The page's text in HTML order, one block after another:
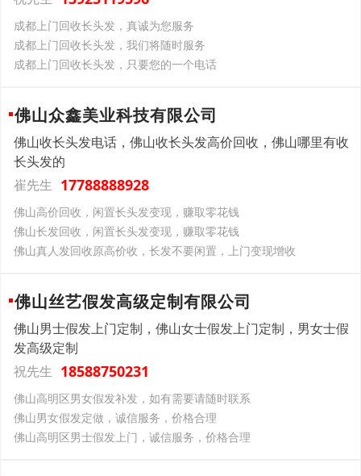
成都上门回收长头发，真诚为您服务
成都上门回收长头发，我们将随时服务
成都上门回收长头发，只要您的一个电话
佛山众鑫美业科技有限公司
佛山收长头发电话，佛山收长头发高价回收，佛山哪里有收
长头发的
崔先生 17788888928
佛山高价回收，闲置长头发变现，赚取零花钱
佛山长发回收，闲置长头发变现，赚取零花钱
佛山真人发回收原高价收，长发不要闲置，上门变现增收
佛山丝艺假发高级定制有限公司
佛山男士假发上门定制，佛山女士假发上门定制，男女士假
发高级定制
祝先生 18588750231
佛山高明区男女假发补发，如有需要请随时联系
佛山男女假发定做，诚信服务，价格合理
佛山高明区男士假发上门，诚信服务，价格合理